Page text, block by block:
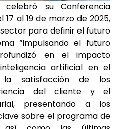
celebró su Conferencia
al 19 de marzo de 2025,
para definir el futuro
“Impulsando el futuro
en el impacto
artificial en el
satisfacción de los
del cliente y el
presentando a los
sobre el programa de